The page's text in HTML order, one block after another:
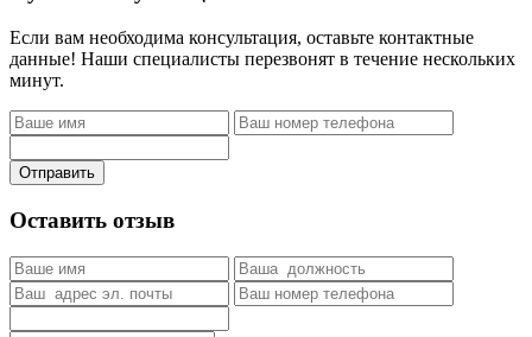
Если вам необходима консультация, оставьте контактные
данные! Наши специалисты перезвонят в течение нескольких
минут.
Отправить
Оставить отзыв